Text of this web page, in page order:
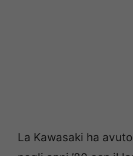
La Kawasaki ha